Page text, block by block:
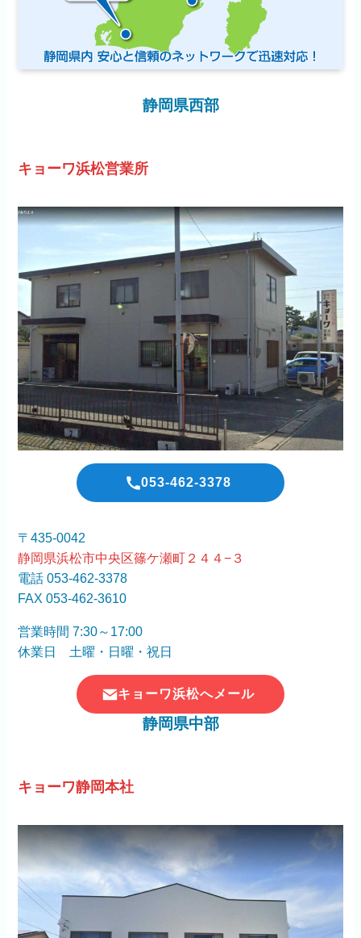
静岡県西部
キョーワ浜松営業所
053-462-3378
〒435-0042
静岡県浜松市中央区篠ケ瀬町２４４−３
電話 053-462-3378
FAX 053-462-3610
営業時間 7:30～17:00
休業日 土曜・日曜・祝日
キョーワ浜松へメール
静岡県中部
キョーワ静岡本社